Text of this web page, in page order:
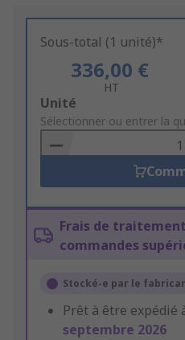
Sous-total (1 unité)*
336,00 €
HT
Add
to
Basket
Unité
Sélectionner ou entrer la
Frais de
commandes
Stocké-e par le
Prêt à être expédié
septembre 2026